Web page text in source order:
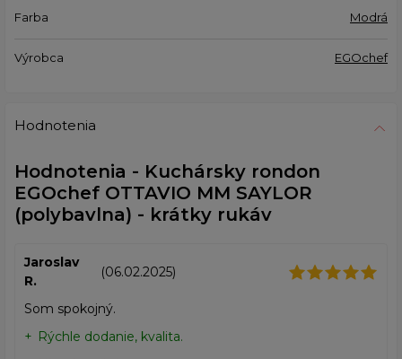
Farba Modrá
Výrobca EGOchef
Hodnotenia
Hodnotenia - Kuchársky rondon
EGOchef OTTAVIO MM SAYLOR
(polybavlna) - krátky rukáv
Jaroslav
R.
(06.02.2025)
Som spokojný.
Rýchle dodanie, kvalita.